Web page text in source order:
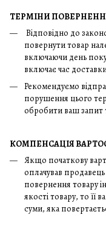
ТЕРМІНИ
Відповідно до
повернути товар
включаючи день
включає час
Рекомендуємо
порушення цього
обробити ваш запит
КОМПЕНСАЦІЯ
Якщо початкову
оплачував
повернення товару
якості товару, то її
суми, яка